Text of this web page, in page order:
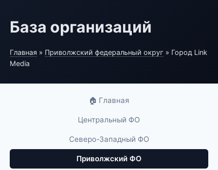
База организаций
Главная » Приволжский федеральный округ » Город Link
Media
🏠 Главная
Центральный ФО
Северо-Западный ФО
Приволжский ФО